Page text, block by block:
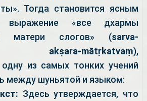
Тогда становится ясным
выражение «все дхармы
матери слогов» (sarva-
akṣara-mātṛkatvaṃ),
из самых тонких учений
между шуньятой и языком:
Здесь утверждается, что